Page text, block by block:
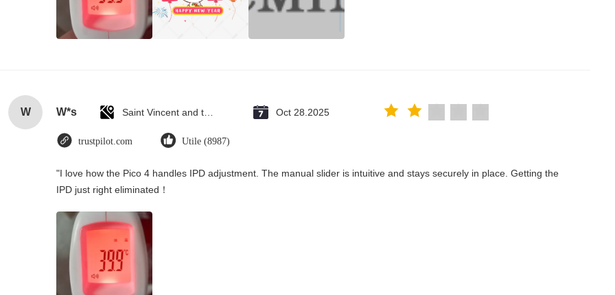
W W*s Oct 28.2025
trustpilot.com Utile (8987)
"I love how the Pico 4 handles IPD adjustment. The manual slider is intuitive and stays securely in place. Getting the
IPD just right eliminated！